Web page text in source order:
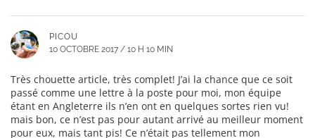
PICOU
10 OCTOBRE 2017 / 10 H 10 MIN
Très chouette article, très complet! J’ai la chance que ce soit
passé comme une lettre à la poste pour moi, mon équipe
étant en Angleterre ils n’en ont en quelques sortes rien vu!
mais bon, ce n’est pas pour autant arrivé au meilleur moment
pour eux, mais tant pis! Ce n’était pas tellement mon